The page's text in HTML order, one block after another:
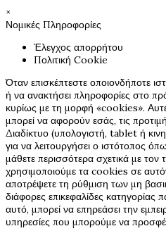
×
Νομικές Πληροφορίες
Έλεγχος απορρήτου
Πολιτική Cookie
Όταν επισκέπτεστε οποιονδήποτε
ή να ανακτήσει πληροφορίες στο
κυρίως με τη μορφή «cookies».
μπορεί να αφορούν εσάς, τις
Διαδίκτυο (υπολογιστή, tablet ή
για να λειτουργήσει ο ιστότοπος
μάθετε περισσότερα σχετικά με τον
χρησιμοποιούμε τα cookies σε
αποτρέψετε τη ρύθμιση των μη
διάφορες επικεφαλίδες
αυτό, μπορεί να επηρεάσει την
υπηρεσίες που μπορούμε να